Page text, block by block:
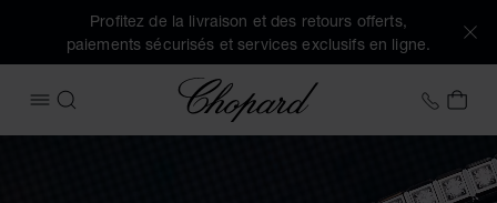
Profitez de la livraison et des retours offerts,
paiements sécurisés et services exclusifs en ligne.
OUVRIR LE MENU
RECHERCHER
Chopard +33